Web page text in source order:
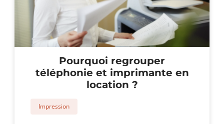
Pourquoi regrouper
téléphonie et imprimante en
location ?
Impression